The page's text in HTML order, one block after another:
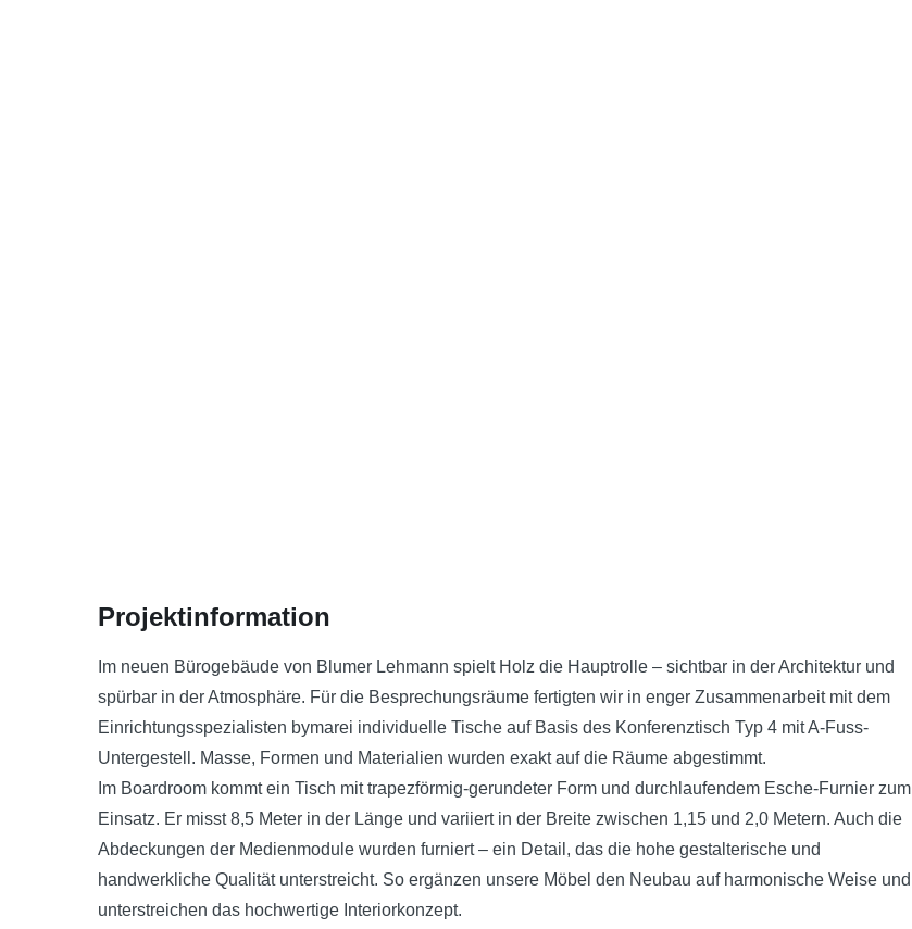
Projektinformation
Im neuen Bürogebäude von Blumer Lehmann spielt Holz die Hauptrolle – sichtbar in der Architektur und
spürbar in der Atmosphäre. Für die Besprechungsräume fertigten wir in enger Zusammenarbeit mit dem
Einrichtungsspezialisten bymarei individuelle Tische auf Basis des Konferenztisch Typ 4 mit A-Fuss-
Untergestell. Masse, Formen und Materialien wurden exakt auf die Räume abgestimmt.
Im Boardroom kommt ein Tisch mit trapezförmig-gerundeter Form und durchlaufendem Esche-Furnier zum
Einsatz. Er misst 8,5 Meter in der Länge und variiert in der Breite zwischen 1,15 und 2,0 Metern. Auch die
Abdeckungen der Medienmodule wurden furniert – ein Detail, das die hohe gestalterische und
handwerkliche Qualität unterstreicht. So ergänzen unsere Möbel den Neubau auf harmonische Weise und
unterstreichen das hochwertige Interiorkonzept.